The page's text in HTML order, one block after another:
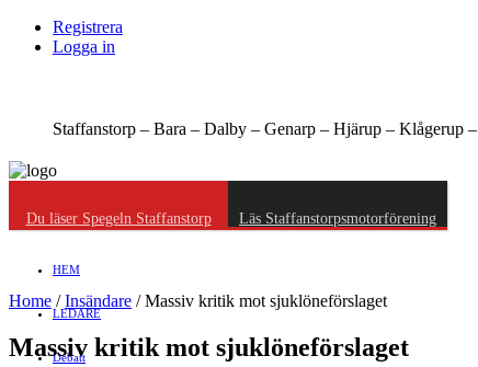
Registrera
Logga in
Staffanstorp – Bara – Dalby – Genarp – Hjärup – Klågerup –
Du läser Spegeln Staffanstorp Läs Staffanstorpsmotorförening
HEM
LEDARE
Debatt
Home /Insändare /Massiv kritik mot sjuklöneförslaget
Massiv kritik mot sjuklöneförslaget